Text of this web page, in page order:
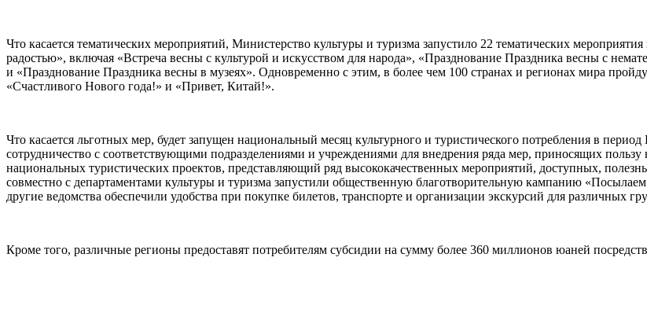
Что касается тематических мероприятий, Министерство культуры и туризма запустило 22 тематических
радостью», включая «Встреча весны с культурой и искусством для народа», «Празднование Праздника весны с
и «Празднование Праздника весны в музеях». Одновременно с этим, в более чем 100 странах и регионах мира
«Счастливого Нового года!» и «Привет, Китай!».
Что касается льготных мер, будет запущен национальный месяц культурного и туристического потребления в
сотрудничество с соответствующими подразделениями и учреждениями для внедрения ряда мер, приносящих
национальных туристических проектов, представляющий ряд высококачественных мероприятий, доступных,
совместно с департаментами культуры и туризма запустили общественную благотворительную кампанию
другие ведомства обеспечили удобства при покупке билетов, транспорте и организации экскурсий для
Кроме того, различные регионы предоставят потребителям субсидии на сумму более 360 миллионов юаней